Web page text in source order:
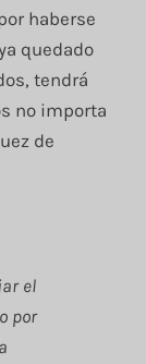
haberse
quedado
tendrá
no importa
de
el
por